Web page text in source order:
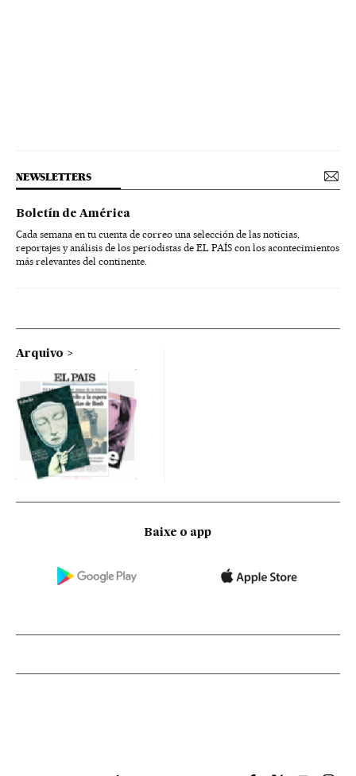
NEWSLETTERS
Boletín de América
Cada semana en tu cuenta de correo una selección de las noticias,
reportajes y análisis de los periodistas de EL PAÍS con los acontecimientos
más relevantes del continente.
Arquivo
Baixe o app